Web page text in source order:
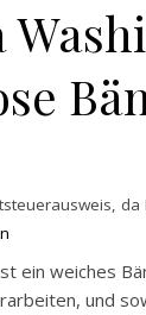
da
ein weiches
und